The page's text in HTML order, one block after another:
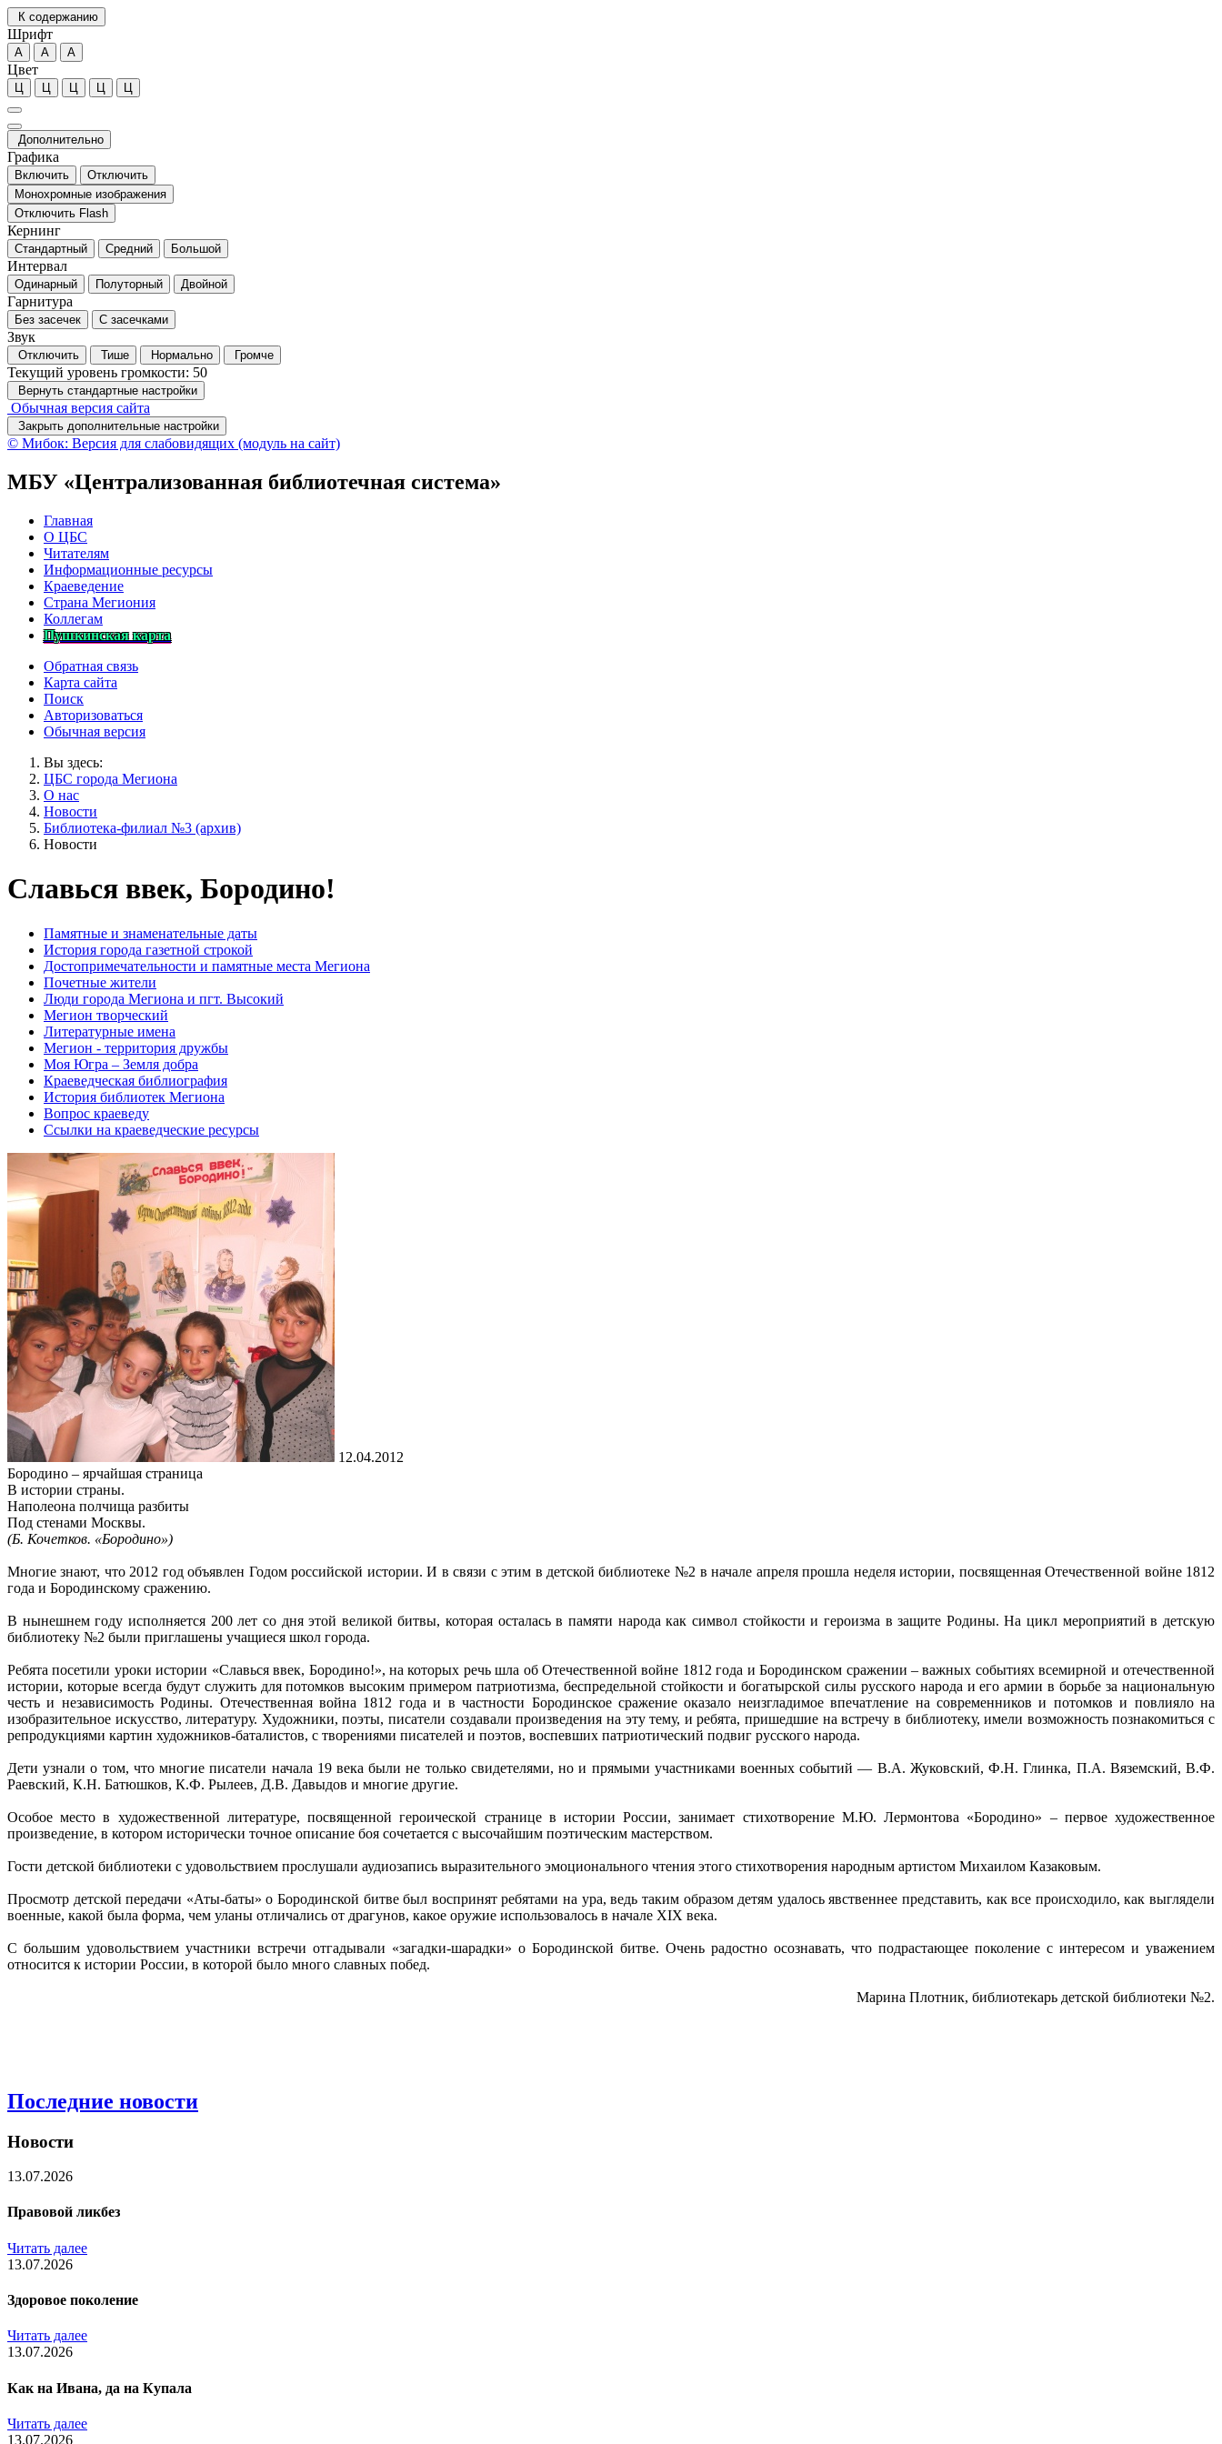
К содержанию
Шрифт
А А А
Цвет
Ц Ц Ц Ц Ц
Дополнительно
Графика
Включить
Отключить
Монохромные изображения
Отключить Flash
Кернинг
Стандартный Средний Большой
Интервал
Одинарный Полуторный Двойной
Гарнитура
Без засечек С засечками
Звук
Отключить Тише Нормально Громче
Текущий уровень громкости: 50
Вернуть стандартные настройки
Обычная версия сайта
Закрыть дополнительные настройки
© Мибок: Версия для слабовидящих (модуль на сайт)
МБУ «Централизованная библиотечная система»
Главная
О ЦБС
Читателям
Информационные ресурсы
Краеведение
Страна Мегиония
Коллегам
Пушкинская карта
Обратная связь
Карта сайта
Поиск
Авторизоваться
Обычная версия
Вы здесь:
ЦБС города Мегиона
О нас
Новости
Библиотека-филиал №3 (архив)
Новости
Славься ввек, Бородино!
Памятные и знаменательные даты
История города газетной строкой
Достопримечательности и памятные места Мегиона
Почетные жители
Люди города Мегиона и пгт. Высокий
Мегион творческий
Литературные имена
Мегион - территория дружбы
Моя Югра – Земля добра
Краеведческая библиография
История библиотек Мегиона
Вопрос краеведу
Ссылки на краеведческие ресурсы
12.04.2012
Бородино – ярчайшая страница
В истории страны.
Наполеона полчища разбиты
Под стенами Москвы.
(Б. Кочетков. «Бородино»)
Многие знают, что 2012 год объявлен Годом российской истории. И в связи с этим в детской библиотеке №2 в начале апреля прошла неделя истории, посвященная Отечественной войне 1812
года и Бородинскому сражению.
В нынешнем году исполняется 200 лет со дня этой великой битвы, которая осталась в памяти народа как символ стойкости и героизма в защите Родины. На цикл мероприятий в детскую
библиотеку №2 были приглашены учащиеся школ города.
Ребята посетили уроки истории «Славься ввек, Бородино!», на которых речь шла об Отечественной войне 1812 года и Бородинском сражении – важных событиях всемирной и отечественной
истории, которые всегда будут служить для потомков высоким примером патриотизма, беспредельной стойкости и богатырской силы русского народа и его армии в борьбе за национальную
честь и независимость Родины. Отечественная война 1812 года и в частности Бородинское сражение оказало неизгладимое впечатление на современников и потомков и повлияло на
изобразительное искусство, литературу. Художники, поэты, писатели создавали произведения на эту тему, и ребята, пришедшие на встречу в библиотеку, имели возможность познакомиться с
репродукциями картин художников-баталистов, с творениями писателей и поэтов, воспевших патриотический подвиг русского народа.
Дети узнали о том, что многие писатели начала 19 века были не только свидетелями, но и прямыми участниками военных событий — В.А. Жуковский, Ф.Н. Глинка, П.А. Вяземский, В.Ф.
Раевский, К.Н. Батюшков, К.Ф. Рылеев, Д.В. Давыдов и многие другие.
Особое место в художественной литературе, посвященной героической странице в истории России, занимает стихотворение М.Ю. Лермонтова «Бородино» – первое художественное
произведение, в котором исторически точное описание боя сочетается с высочайшим поэтическим мастерством.
Гости детской библиотеки с удовольствием прослушали аудиозапись выразительного эмоционального чтения этого стихотворения народным артистом Михаилом Казаковым.
Просмотр детской передачи «Аты-баты» о Бородинской битве был воспринят ребятами на ура, ведь таким образом детям удалось явственнее представить, как все происходило, как выглядели
военные, какой была форма, чем уланы отличались от драгунов, какое оружие использовалось в начале XIX века.
С большим удовольствием участники встречи отгадывали «загадки-шарадки» о Бородинской битве. Очень радостно осознавать, что подрастающее поколение с интересом и уважением
относится к истории России, в которой было много славных побед.
Марина Плотник, библиотекарь детской библиотеки №2.
Последние новости
Новости
13.07.2026
Правовой ликбез
Читать далее
13.07.2026
Здоровое поколение
Читать далее
13.07.2026
Как на Ивана, да на Купала
Читать далее
13.07.2026